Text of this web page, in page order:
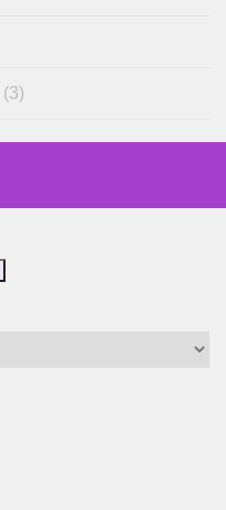
(3)